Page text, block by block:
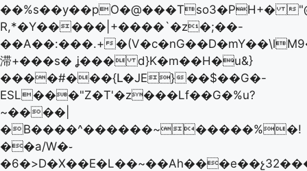
��%s��y��pO�@���Tso3�PΗ+�
R,*�Y�����|+����`�z�;��-
��A��:���.+
滞+���s� ʝ��� d}K�m��H�u&}
����#���{Լ�JE}��$��G�-
ESL���"Z�T'�z���Lf��G�%u?
~����|
�B����^������~�����%�!
��a/W�֊